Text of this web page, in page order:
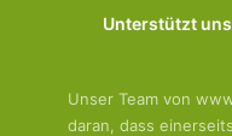
Unterstützt
Unser Team von
daran, dass